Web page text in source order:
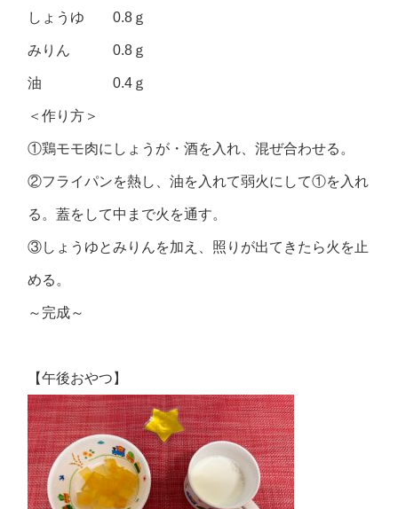
しょうゆ 0.8ｇ
みりん 0.8ｇ
油 0.4ｇ
＜作り方＞
①鶏モモ肉にしょうが・酒を入れ、混ぜ合わせる。
②フライパンを熱し、油を入れて弱火にして①を入れ
る。蓋をして中まで火を通す。
③しょうゆとみりんを加え、照りが出てきたら火を止
める。
～完成～
【午後おやつ】